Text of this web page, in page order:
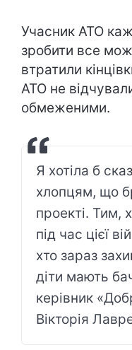
Учасник АТО
зробити все
втратили
АТО не
обмеженими.
Я хотіла б
хлопцям, що
проекті. Тим,
під час цієї
хто зараз
діти мають
керівник
Вікторія